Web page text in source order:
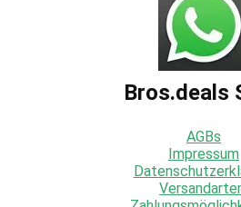
Bros.deals
AGBs
Impressum